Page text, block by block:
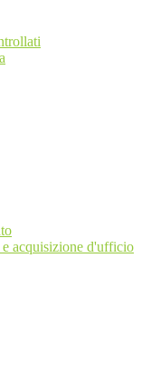
acquisizione d'ufficio